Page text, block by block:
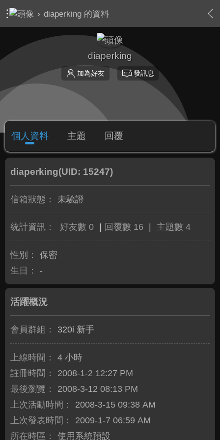
› diaperking 的資料
diaperking
加為好友 發訊息
個人資料 主題 回覆
diaperking(UID: 15247)
信箱狀態： 未驗證
統計資訊： 好友數 0 回覆數 16 主題數 4
性別：
保密
生日：
-
活躍概況
會員群組： 320i 新手
上線時間：
4 小時
註冊時間：
2008-1-2 12:27 PM
最後瀏覽：
2008-3-12 08:13 PM
上次活動時間：
2008-3-15 09:38 AM
上次發表時間：
2009-1-7 06:59 AM
所在時區：
使用系統預設